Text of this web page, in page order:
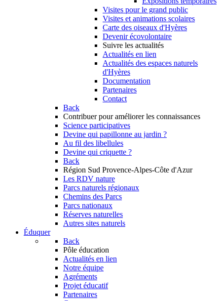
Visites pour le grand public
Visites et animations scolaires
Carte des oiseaux d'Hyères
Devenir écovolontaire
Suivre les actualités
Actualités en lien
Actualités des espaces naturels
d'Hyères
Documentation
Partenaires
Contact
Back
Contribuer pour améliorer les connaissances
Science participatives
Devine qui papillonne au jardin ?
Au fil des libellules
Devine qui criquette ?
Back
Région Sud Provence-Alpes-Côte d'Azur
Les RDV nature
Parcs naturels régionaux
Chemins des Parcs
Parcs nationaux
Réserves naturelles
Autres sites naturels
Éduquer
Back
Pôle éducation
Actualités en lien
Notre équipe
Agréments
Projet éducatif
Partenaires